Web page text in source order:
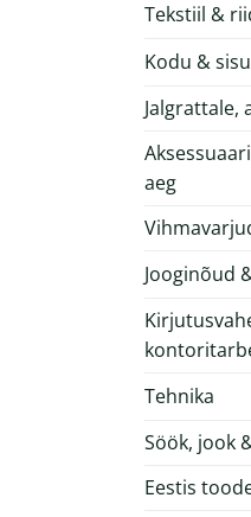
Tekstiil &
Kodu &
Jalgrattale,
aeg
Jooginõud
Tehnika
Söök, jook
Eestis